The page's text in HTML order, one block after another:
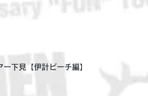
ー下見【伊計ビーチ編】